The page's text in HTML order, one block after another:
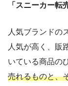
「スニーカー転
人気ブランドの
人気が高く、販
いている商品の
売れるものと、